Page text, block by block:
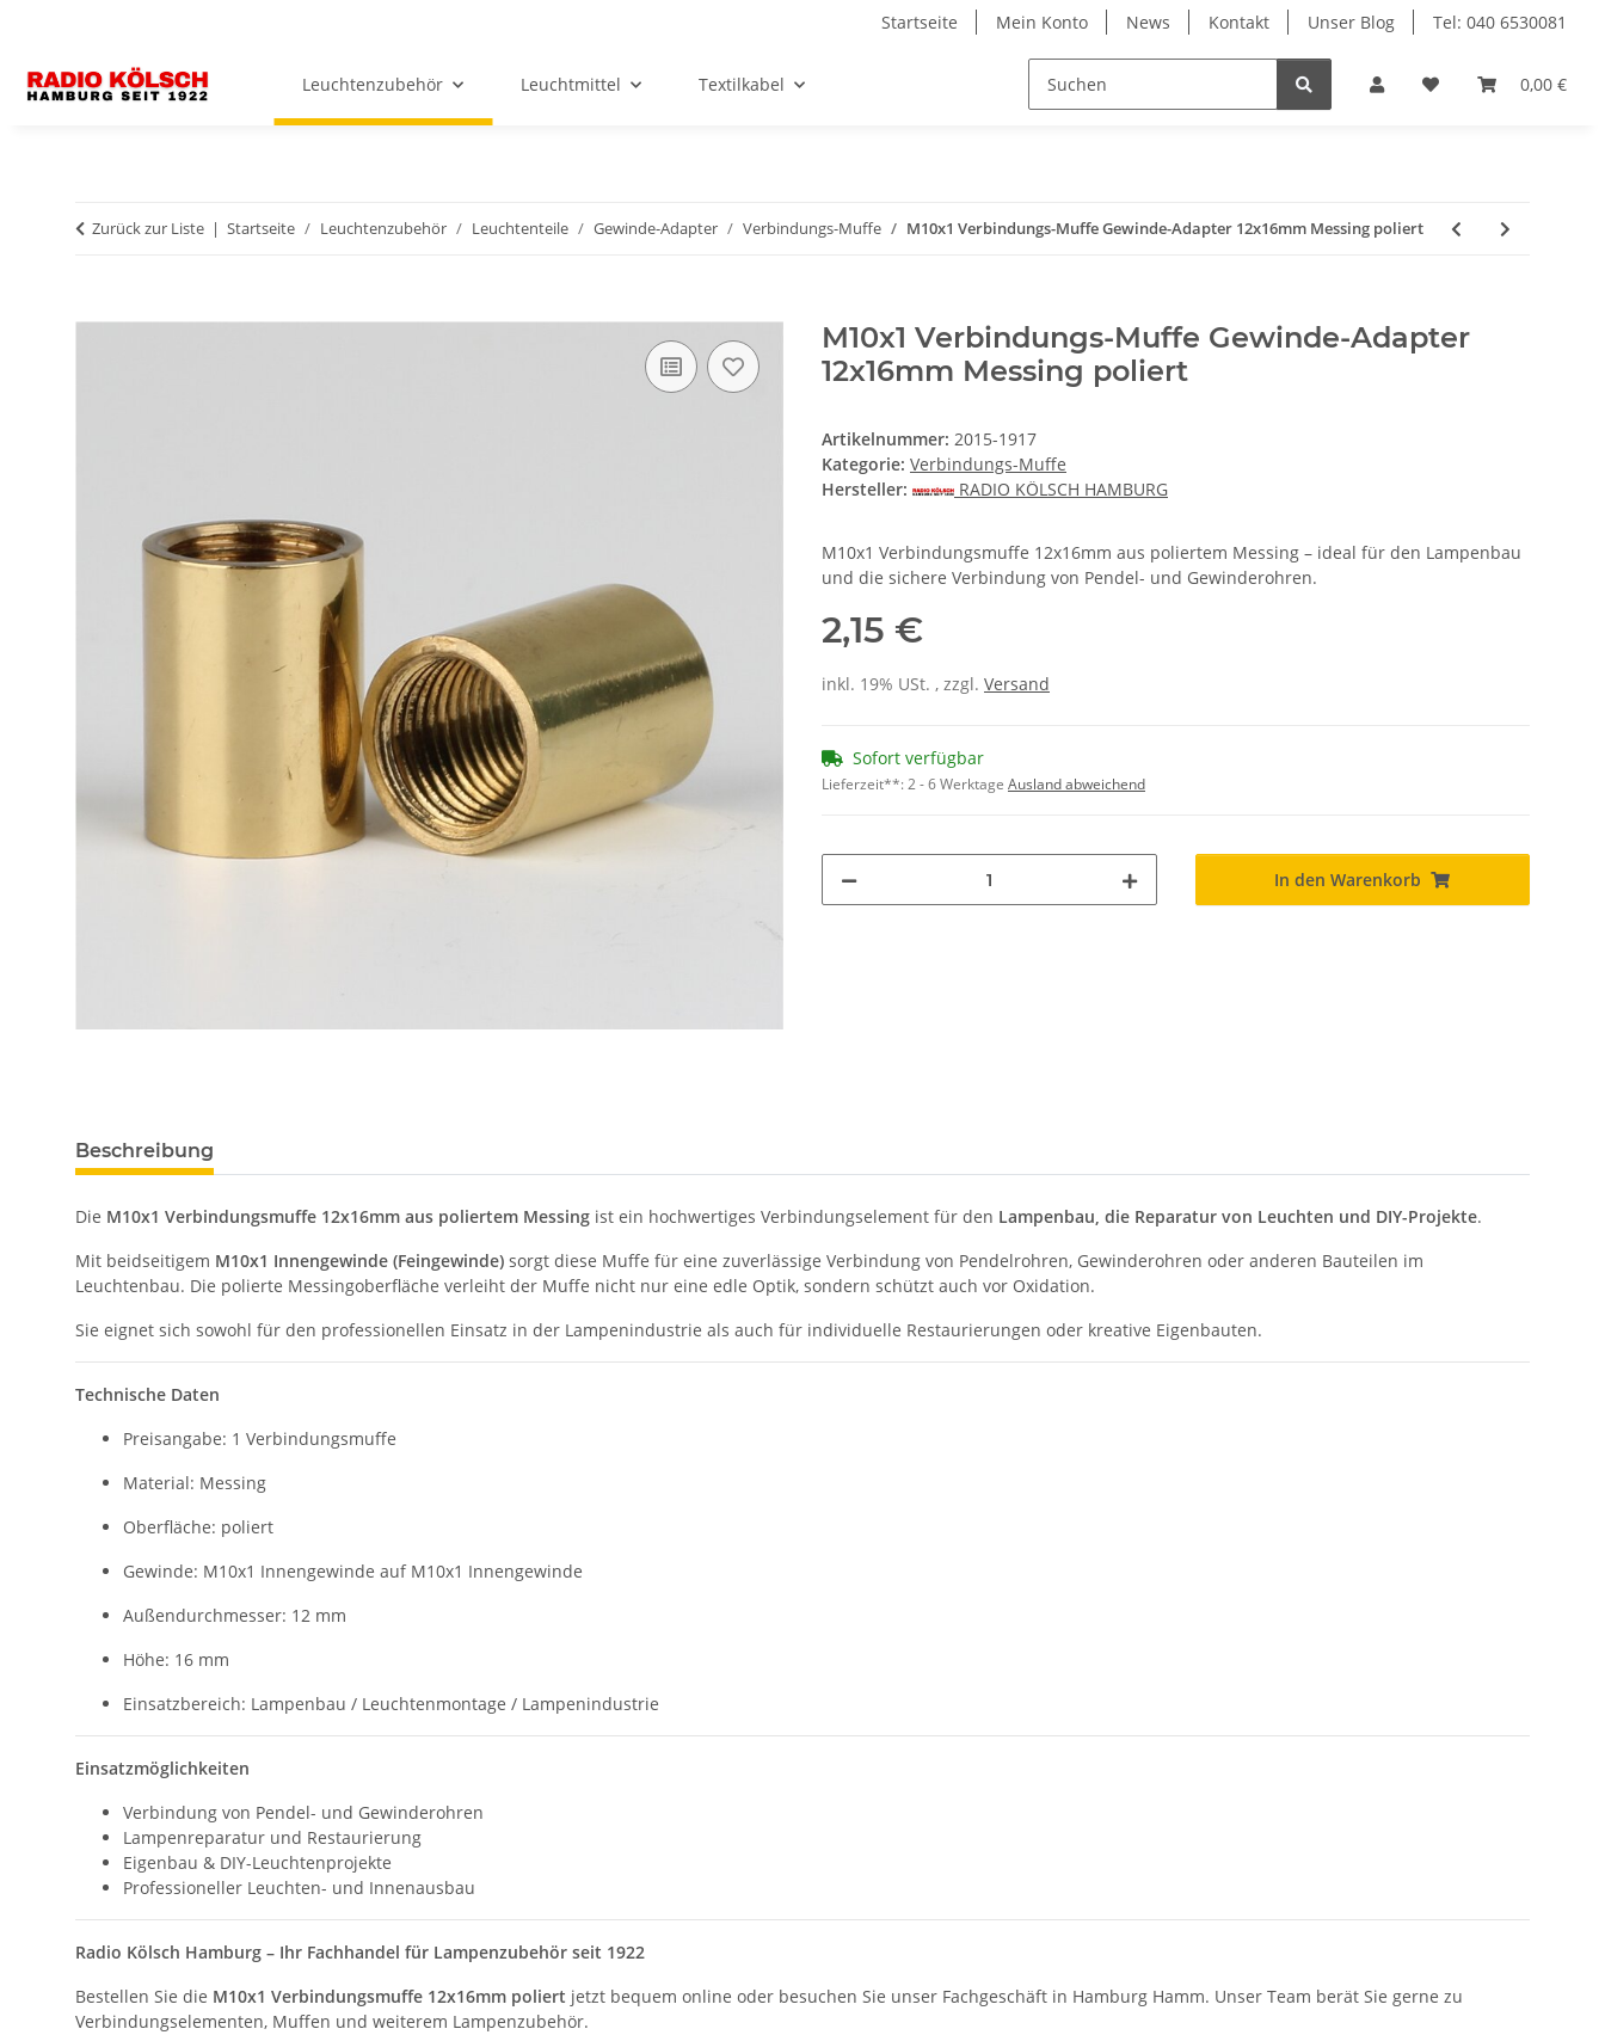
Startseite Mein Konto News Kontakt Unser Blog Tel: 040 6530081
0,00 €
Leuchtenzubehör Leuchtmittel Textilkabel
Zurück zur Liste Startseite Leuchtenzubehör Leuchtenteile Gewinde-Adapter Verbindungs-Muffe M10x1 Verbindungs-Muffe Gewinde-Adapter 12x16mm Messing poliert
M10x1 Verbindungs-Muffe Gewinde-Adapter
12x16mm Messing poliert
Artikelnummer: 2015-1917
Kategorie: Verbindungs-Muffe
Hersteller:
RADIO KÖLSCH HAMBURG
M10x1 Verbindungsmuffe 12x16mm aus poliertem Messing – ideal für den Lampenbau
und die sichere Verbindung von Pendel- und Gewinderohren.
2,15 €
inkl. 19% USt. , zzgl. Versand
Sofort verfügbar
Lieferzeit**:2 - 6 Werktage Ausland abweichend
In den Warenkorb
Beschreibung
Die M10x1 Verbindungsmuffe 12x16mm aus poliertem Messing ist ein hochwertiges Verbindungselement für den Lampenbau, die Reparatur von Leuchten und DIY-Projekte.
Mit beidseitigem M10x1 Innengewinde (Feingewinde) sorgt diese Muffe für eine zuverlässige Verbindung von Pendelrohren, Gewinderohren oder anderen Bauteilen im
Leuchtenbau. Die polierte Messingoberfläche verleiht der Muffe nicht nur eine edle Optik, sondern schützt auch vor Oxidation.
Sie eignet sich sowohl für den professionellen Einsatz in der Lampenindustrie als auch für individuelle Restaurierungen oder kreative Eigenbauten.
Technische Daten
Preisangabe: 1 Verbindungsmuffe
Material: Messing
Oberfläche: poliert
Gewinde: M10x1 Innengewinde auf M10x1 Innengewinde
Außendurchmesser: 12 mm
Höhe: 16 mm
Einsatzbereich: Lampenbau / Leuchtenmontage / Lampenindustrie
Einsatzmöglichkeiten
Verbindung von Pendel- und Gewinderohren
Lampenreparatur und Restaurierung
Eigenbau & DIY-Leuchtenprojekte
Professioneller Leuchten- und Innenausbau
Radio Kölsch Hamburg – Ihr Fachhandel für Lampenzubehör seit 1922
Bestellen Sie die M10x1 Verbindungsmuffe 12x16mm poliert jetzt bequem online oder besuchen Sie unser Fachgeschäft in Hamburg Hamm. Unser Team berät Sie gerne zu
Verbindungselementen, Muffen und weiterem Lampenzubehör.